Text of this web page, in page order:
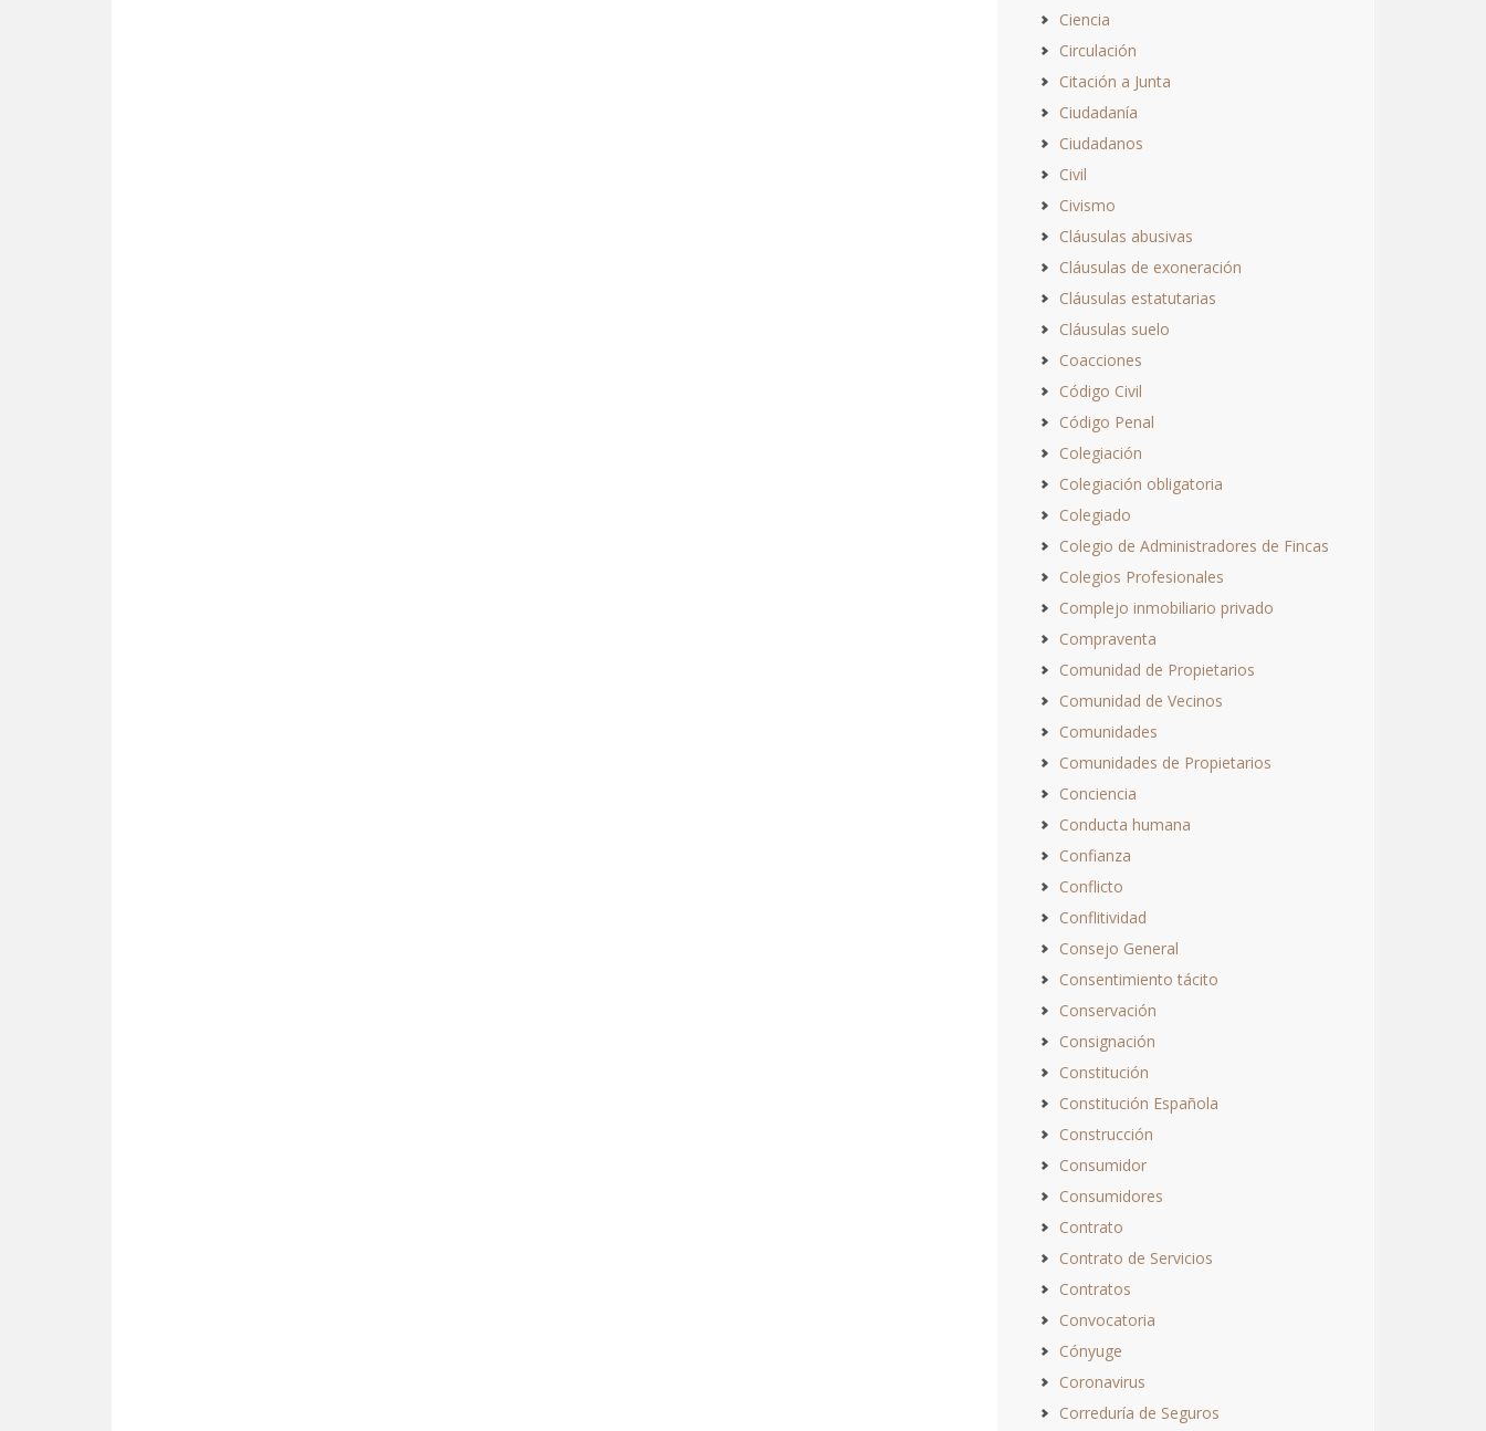
Ciencia
Circulación
Citación a Junta
Ciudadanía
Ciudadanos
Civil
Civismo
Cláusulas abusivas
Cláusulas de exoneración
Cláusulas estatutarias
Cláusulas suelo
Coacciones
Código Civil
Código Penal
Colegiación
Colegiación obligatoria
Colegiado
Colegio de Administradores de Fincas
Colegios Profesionales
Complejo inmobiliario privado
Compraventa
Comunidad de Propietarios
Comunidad de Vecinos
Comunidades
Comunidades de Propietarios
Conciencia
Conducta humana
Confianza
Conflicto
Conflitividad
Consejo General
Consentimiento tácito
Conservación
Consignación
Constitución
Constitución Española
Construcción
Consumidor
Consumidores
Contrato
Contrato de Servicios
Contratos
Convocatoria
Cónyuge
Coronavirus
Correduría de Seguros